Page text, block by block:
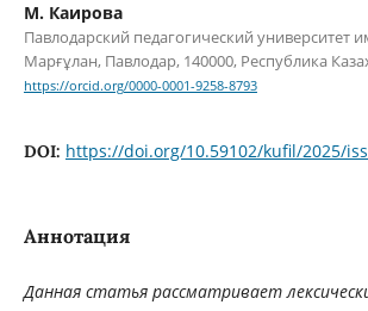
М. Каирова
Павлодарский педагогический университет
Марғұлан, Павлодар, 140000, Республика
https://orcid.org/0000-0001-9258-8793
DOI: https://doi.org/10.59102/kufil/2025/
Аннотация
Данная статья рассматривает